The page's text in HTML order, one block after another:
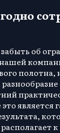
об
нашей
является